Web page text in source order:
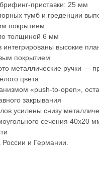
приставки: 25 мм
тумб и греденции
покрытием
толщиной 6 мм
высокие
покрытием
металлические ручки —
цвета
«push-to-open»,
закрывания
усилены снизу
сечения 40х20
и Германии.